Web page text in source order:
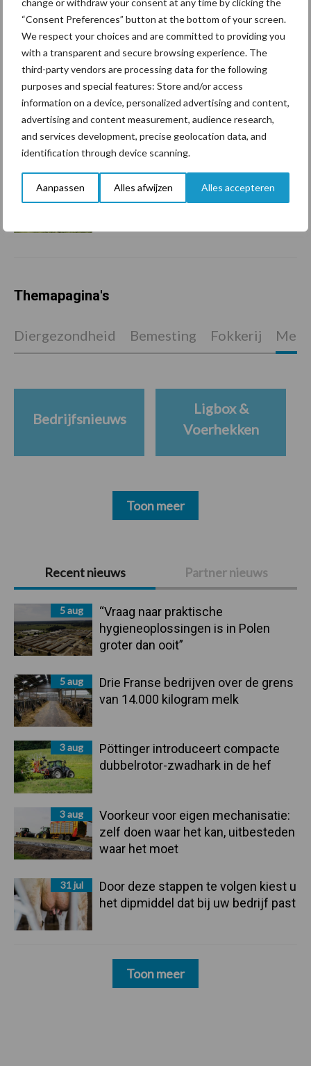
“Consent Preferences” button at the bottom of your screen.
We respect your choices and are committed to providing you
with a transparent and secure browsing experience. The
third-party vendors are processing data for the following
purposes and special features: Store and/or access
information on a device, personalized advertising and content,
advertising and content measurement, audience research,
and services development, precise geolocation data, and
identification through device scanning.
Aanpassen Alles afwijzen Alles accepteren
Primaire
Sidebar
Recent nieuws Partner nieuws
5 aug
“Vraag naar praktische
hygieneoplossingen is in Polen
groter dan ooit”
5 aug
Drie Franse bedrijven over de grens
van 14.000 kilogram melk
3 aug
Pöttinger introduceert compacte
dubbelrotor-zwadhark in de hef
3 aug
Voorkeur voor eigen mechanisatie:
zelf doen waar het kan, uitbesteden
waar het moet
31 jul
Door deze stappen te volgen kiest u
het dipmiddel dat bij uw bedrijf past
Toon meer
“Vraag naar praktische
hygieneoplossingen is in
Polen groter dan ooit”
Drie Franse bedrijven over
de grens van 14.000
kilogram melk
Pöttinger introduceert
compacte dubbelrotor-
Themapagina's
Diergezondheid Bemesting Fokkerij
Bedrijfsnieuws
Ligbox &
Voerhekken
Toon meer